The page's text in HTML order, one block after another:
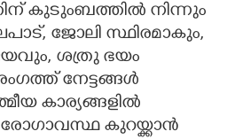
കുടുംബത്തിൽ നിന്നും
ജോലി സ്ഥിരമാകും,
ശത്രു ഭയം
രംഗത്ത് നേട്ടങ്ങൾ
കാര്യങ്ങളിൽ
കുറയ്ക്കാൻ